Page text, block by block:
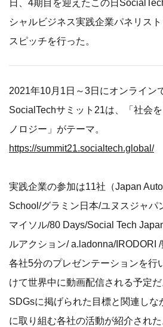
日、4期目を迎えたこの日
シャルビジネス実践企業パネリス
スピッチを行った。
2021年10月1日～3日にオンライン
SocialTechサミット21は、「社会
ノロジー」がテーマ。
https://summit21.socialtech.global/
実践企業の参加は11社（Japan
School/グラミン日本/ユヌスジャパ
マイソル/80 Days/Social Tech
ルアクション/ a.ladonna/IRODORI /
各社5分のプレゼンテーションを行
けて世界中に動画配信される予定だ
SDGsに掲げられた目標と関連しな
に取り組む各社の活動が紹介された